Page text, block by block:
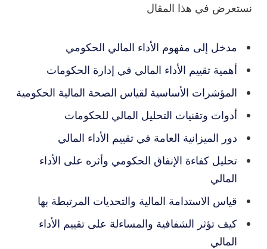
نستعرض في هذا المقال
مدخل إلى مفهوم الأداء المالي الحكومي
أهمية تقييم الأداء المالي في إدارة الحكومات
المؤشرات الأساسية لقياس الصحة المالية الحكومية
أدوات وتقنيات التحليل المالي للحكومات
دور الميزانية العامة في تقييم الأداء المالي
تحليل كفاءة الإنفاق الحكومي وأثره على الأداء
المالي
قياس الاستدامة المالية والتحديات المرتبطة بها
كيف تؤثر الشفافية والمساءلة على تقييم الأداء
المالي